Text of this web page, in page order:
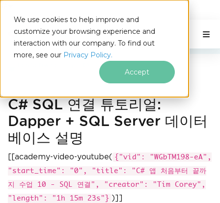
We use cookies to help improve and
customize your browsing experience and
interaction with our company. To find out
more, see our Privacy Policy.
Accept
IRONSOFTWARE
푸터 콘텐츠로 바로가기
C# Application
이 페이지에서
레슨 10 - SQL 연결
C# SQL 연결 튜토리얼:
Dapper + SQL Server 데이터
베이스 설명
[[academy-video-youtube( {"vid": "WGbTM198-eA",
"start_time": "0", "title": "C# 앱 처음부터 끝까
지 수업 10 - SQL 연결", "creator": "Tim Corey",
"length": "1h 15m 23s"} )]]